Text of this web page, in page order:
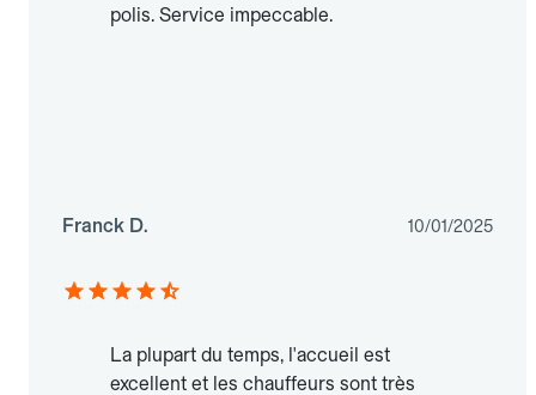
polis. Service impeccable.
Franck D. 10/01/2025
La plupart du temps, l'accueil est
excellent et les chauffeurs sont très